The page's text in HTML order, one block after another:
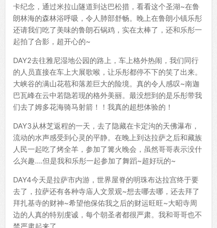
卡纪念，通过米拉山隧道到达巴松措，看看这个圣湖~在鲁
朗林海的森林浴呼吸，令人肺部舒畅。晚上在鲁朗小镇乐彤
还请我们吃了美味的鲁朗石锅鸡，实在太棒了，还和乐彤一
起拍了合影，超开心的~
DAY2去往雅尼湿地公园的路上，车上格外热闹，我们同行
的人员直接在车上大展歌喉，让乐彤都停不下的笑了出来。
大峡谷的满山花苞和落差巨大的险境。真的令人感叹~南迦
巴瓦峰在云中若隐若现的格外美丽。最没想到的是乐彤带我
们去了姆多花海骑马射箭！！我真的超想体验的！
DAY3从林芝返程的一天，去了隐藏在卡定沟的天佛瀑布，
流动的水声感受到心灵的平静。在晚上到达拉萨之后和藏族
人民一起吃了烤全羊，参加了篝火晚会，虽然哥哥表示没什
么兴趣….但是我和乐彤一起参加了舞蹈~超好玩的~
DAY4今天是拉萨市内游，世界屋脊的明珠布达拉宫终于要
去了，拉萨还有各种寺庙人文景观~想去哪去哪，还去拜了
拜扎基寺的财神~希望他保佑我之后的财运旺旺~大昭寺周
边的人真的特别虔诚，每个朝圣者都很严肃。我和哥哥也不